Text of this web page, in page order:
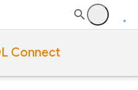
Connect